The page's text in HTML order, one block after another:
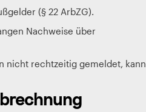
(§ 22 ArbZG).
Nachweise über
nicht rechtzeitig gemeldet, kann